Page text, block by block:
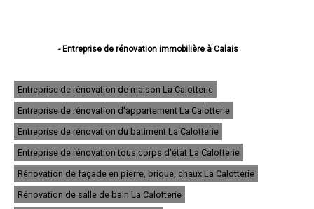
- Entreprise de rénovation immobilière à Calais
- Entreprise de rénovation immobilière à Lens
- Entreprise de rénovation immobilière à Liévin
- Entreprise de rénovation immobilière à Béthune
- Entreprise de rénovation immobilière à Hénin-Beaumont
- Entreprise de rénovation immobilière à Bruay-la-Buissière
- Entreprise de rénovation immobilière à Avion
- Entreprise de rénovation immobilière à Carvin
- Entreprise de rénovation immobilière à Berck
- Entreprise de rénovation immobilière à Saint-Omer
- Entreprise de rénovation immobilière à Outreau
Entreprise de rénovation de maison La Calotterie
Entreprise de rénovation d'appartement La Calotterie
Entreprise de rénovation du batiment La Calotterie
Entreprise de rénovation tous corps d'état La Calotterie
Rénovation de façade en pierre, brique, chaux La Calotterie
Rénovation de salle de bain La Calotterie